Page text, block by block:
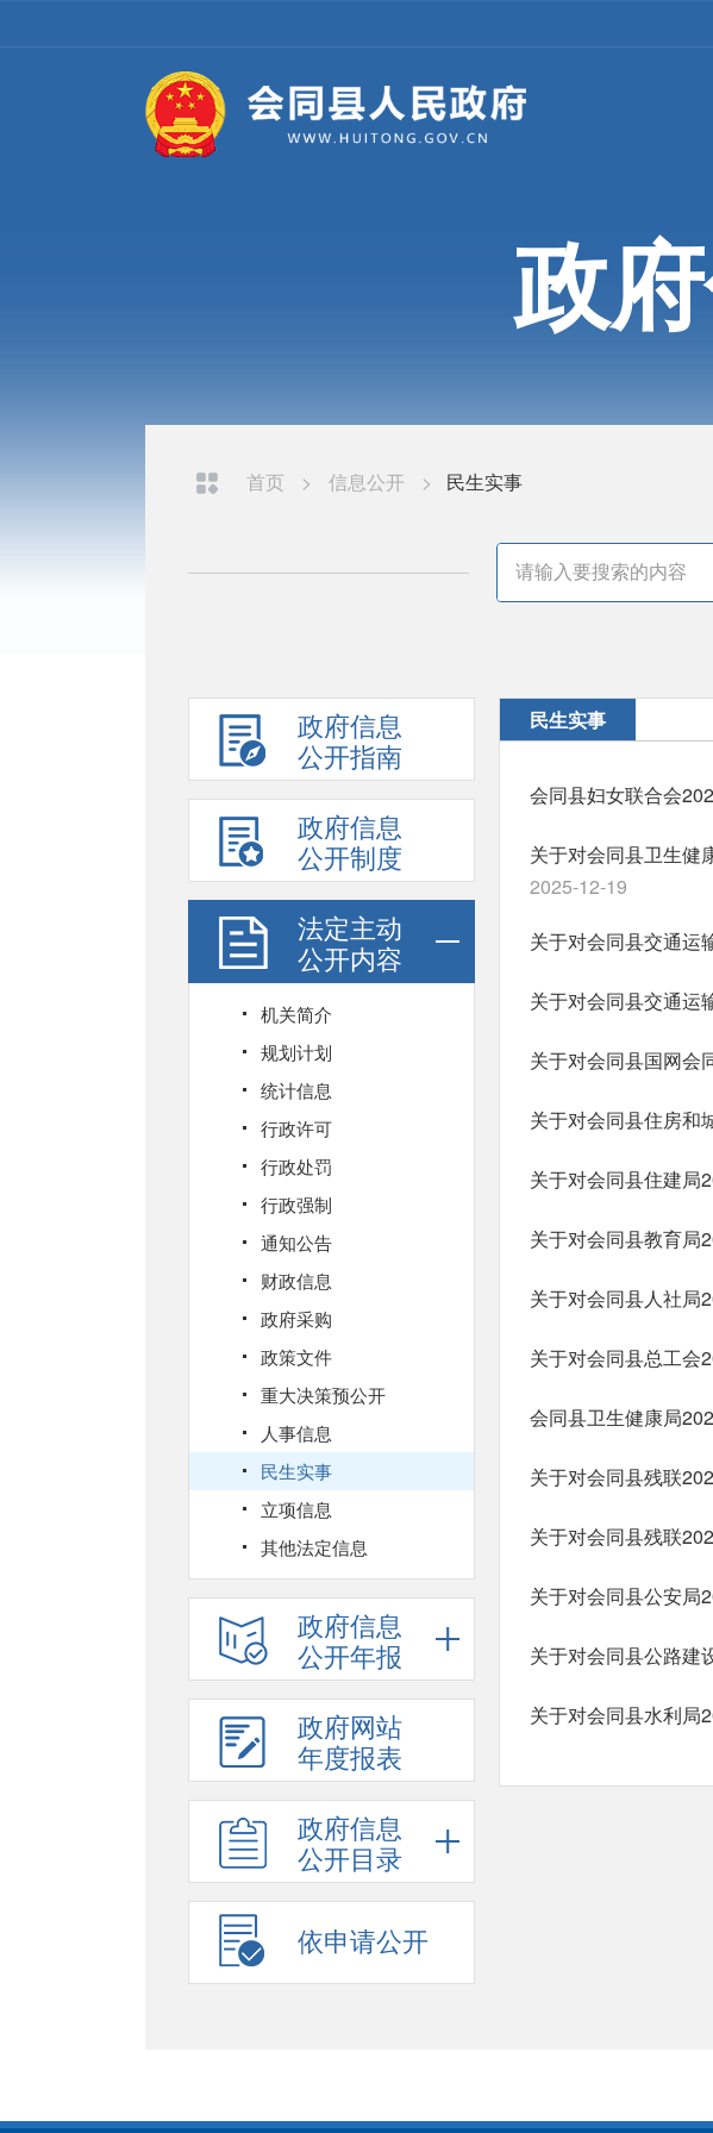
政
首页 > 信息公开 > 民生实事
政府信息
公开指南
政府信息
公开制度
法定主动
公开内容
机关简介
规划计划
统计信息
行政许可
行政处罚
行政强制
通知公告
财政信息
政府采购
政策文件
重大决策预公开
人事信息
民生实事
立项信息
其他法定信息
政府信息
公开年报
政府网站
年度报表
政府信息
公开目录
依申请公开
民生实事
会同县妇女联合会
关于对会同县卫生健
2025-12-19
关于对会同县交通运
关于对会同县交通运
关于对会同县国网会
关于对会同县住房和
关于对会同县住建局
关于对会同县教育局
关于对会同县人社局
关于对会同县总工会
会同县卫生健康局
关于对会同县残联
关于对会同县残联
关于对会同县公安局
关于对会同县公路建
关于对会同县水利局